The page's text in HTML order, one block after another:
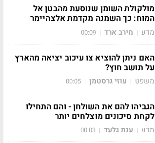
מולקולת השומן שנוסעת מהבטן אל
המוח: כך השמנה מקדמת אלצהיימר
מדע | מירב ארד |
00:09
האם ניתן להוציא צו עיכוב יציאה מהארץ
על תושב חוץ?
משפט | עוזי גרסטמן |
00:05
הגביהו להם את השולחן - והם התחילו
לקחת סיכונים מוצלחים יותר
מדע | ענת גלעד |
00:03